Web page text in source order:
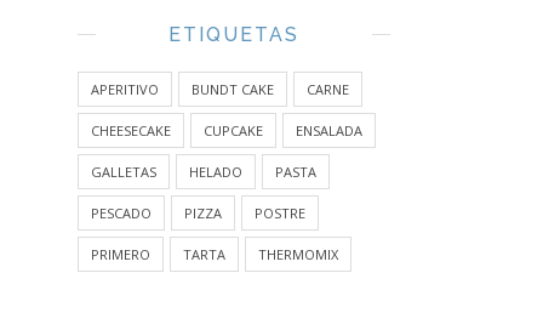
ETIQUETAS
APERITIVO BUNDT CAKE CARNE
CHEESECAKE CUPCAKE ENSALADA
GALLETAS HELADO PASTA
PESCADO PIZZA POSTRE
PRIMERO TARTA THERMOMIX